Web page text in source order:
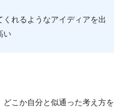
くれるようなアイディアを出
い
こか自分と似通った考え方を